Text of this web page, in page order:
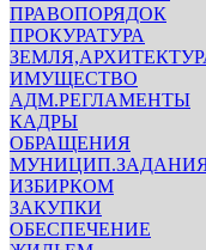
ПРАВОПОРЯДОК
ПРОКУРАТУРА
ИМУЩЕСТВО
АДМ.РЕГЛАМЕНТЫ
КАДРЫ
ОБРАЩЕНИЯ
ИЗБИРКОМ
ЗАКУПКИ
ОБЕСПЕЧЕНИЕ